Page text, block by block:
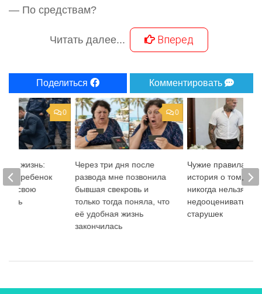
— По средствам?
Читать далее... Вперед
Поделиться Комментировать
0
Через три дня после
развода мне позвонила
бывшая свекровь и
только тогда поняла, что
её удобная жизнь
закончилась
Чужие правила
история о том,
никогда нельзя
недооценивать
старушек
0
в жизнь:
ребенок
свою
мать